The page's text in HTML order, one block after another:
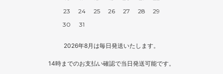
23
24 25 26 27 28
29
30
31
2026年8月は毎日発送いたします。
14時までのお支払い確認で当日発送可能です。